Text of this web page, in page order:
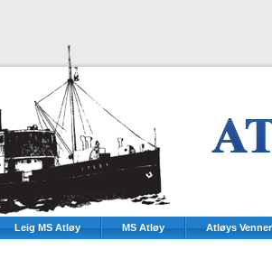
Leig MS Atløy MS Atløy Atløys Venner